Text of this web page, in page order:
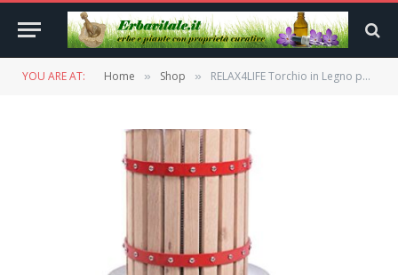
YOU ARE AT: Home » Shop » RELAX4LIFE Torchio in Legno per Vinacce e Spremiagrumi, Pressa per Spremuta di UVA, Succo di Frutta in Legno di Quercia e Metallo, Torchio con Pressa Manuale per Frutta e Vino, capacità 6 Litri